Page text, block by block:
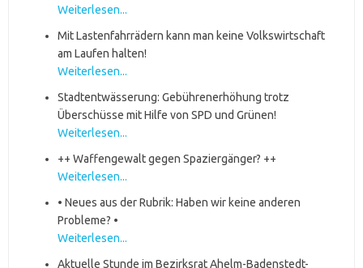
Weiterlesen...
Mit Lastenfahrrädern kann man keine Volkswirtschaft
am Laufen halten!
Weiterlesen...
Stadtentwässerung: Gebührenerhöhung trotz
Überschüsse mit Hilfe von SPD und Grünen!
Weiterlesen...
++ Waffengewalt gegen Spaziergänger? ++
Weiterlesen...
• Neues aus der Rubrik: Haben wir keine anderen
Probleme? •
Weiterlesen...
Aktuelle Stunde im Bezirksrat Ahelm-Badenstedt-